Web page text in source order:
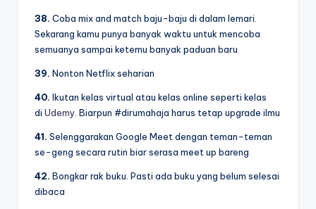
38. Coba mix and match baju-baju di dalam lemari.
Sekarang kamu punya banyak waktu untuk mencoba
semuanya sampai ketemu banyak paduan baru
39. Nonton Netflix seharian
40. Ikutan kelas virtual atau kelas online seperti kelas
di Udemy. Biarpun #dirumahaja harus tetap upgrade ilmu
41. Selenggarakan Google Meet dengan teman-teman
se-geng secara rutin biar serasa meet up bareng
42. Bongkar rak buku. Pasti ada buku yang belum selesai
dibaca